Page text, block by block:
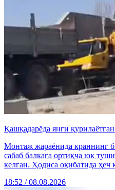
Қашқадарёда янги
Монтаж жараёнида краннинг
сабаб балкага ортиқча юк
келган. Ҳодиса оқибатида ҳеч
18:52 / 08.08.2026